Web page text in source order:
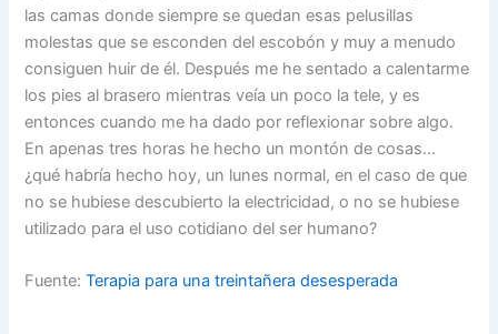
las camas donde siempre se quedan esas pelusillas
molestas que se esconden del escobón y muy a menudo
consiguen huir de él. Después me he sentado a calentarme
los pies al brasero mientras veía un poco la tele, y es
entonces cuando me ha dado por reflexionar sobre algo.
En apenas tres horas he hecho un montón de cosas…
¿qué habría hecho hoy, un lunes normal, en el caso de que
no se hubiese descubierto la electricidad, o no se hubiese
utilizado para el uso cotidiano del ser humano?
Fuente:Terapia para una treintañera desesperada